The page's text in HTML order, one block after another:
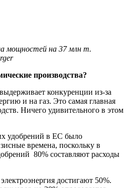
мощностей на 37 млн т.
производства?
конкуренции из-за
и на газ. Это самая главная
Ничего удивительного в этом
удобрений в ЕС было
времена, поскольку в
80% составляют расходы
достигают 50%.